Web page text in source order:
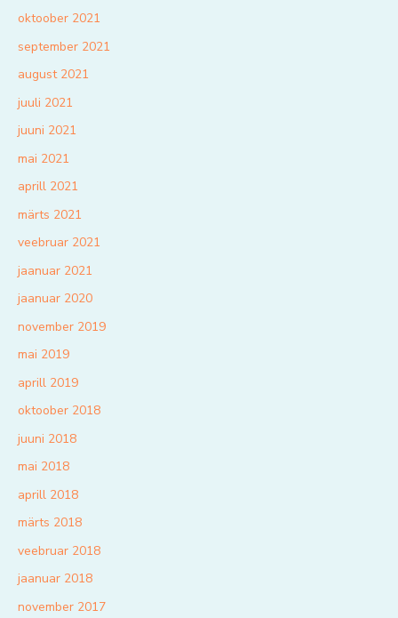
oktoober 2021
september 2021
august 2021
juuli 2021
juuni 2021
mai 2021
aprill 2021
märts 2021
veebruar 2021
jaanuar 2021
jaanuar 2020
november 2019
mai 2019
aprill 2019
oktoober 2018
juuni 2018
mai 2018
aprill 2018
märts 2018
veebruar 2018
jaanuar 2018
november 2017